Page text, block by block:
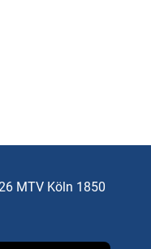
MTV Köln 1850